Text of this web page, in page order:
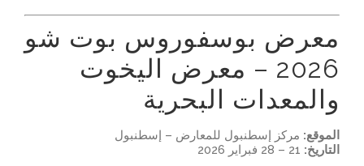
معرض بوسفوروس بوت شو
2026 – معرض اليخوت
والمعدات البحرية
الموقع: مركز إسطنبول للمعارض – إسطنبول
التاريخ: